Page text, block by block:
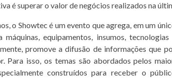
é superar o valor de negócios realizados na
o Showtec é um evento que agrega, em um
máquinas, equipamentos, insumos,
promove a difusão de informações que
Para isso, os temas são abordados pelos
construídos para receber o